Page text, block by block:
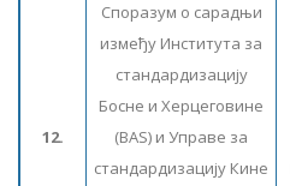
12.
Споразум о сарадњи
између Института за
стандардизацију
Босне и Херцеговине
(BAS) и Управе за
стандардизацију Кине